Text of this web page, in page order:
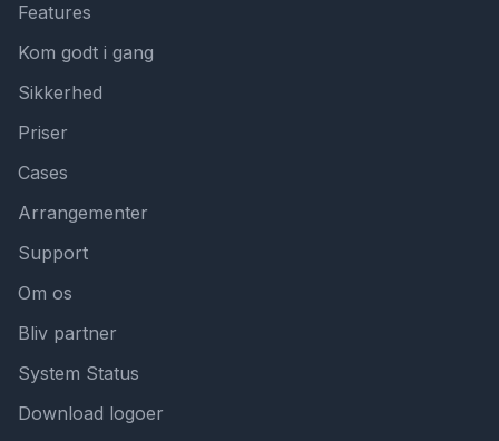
Features
Kom godt i gang
Sikkerhed
Priser
Cases
Arrangementer
Support
Om os
Bliv partner
System Status
Download logoer